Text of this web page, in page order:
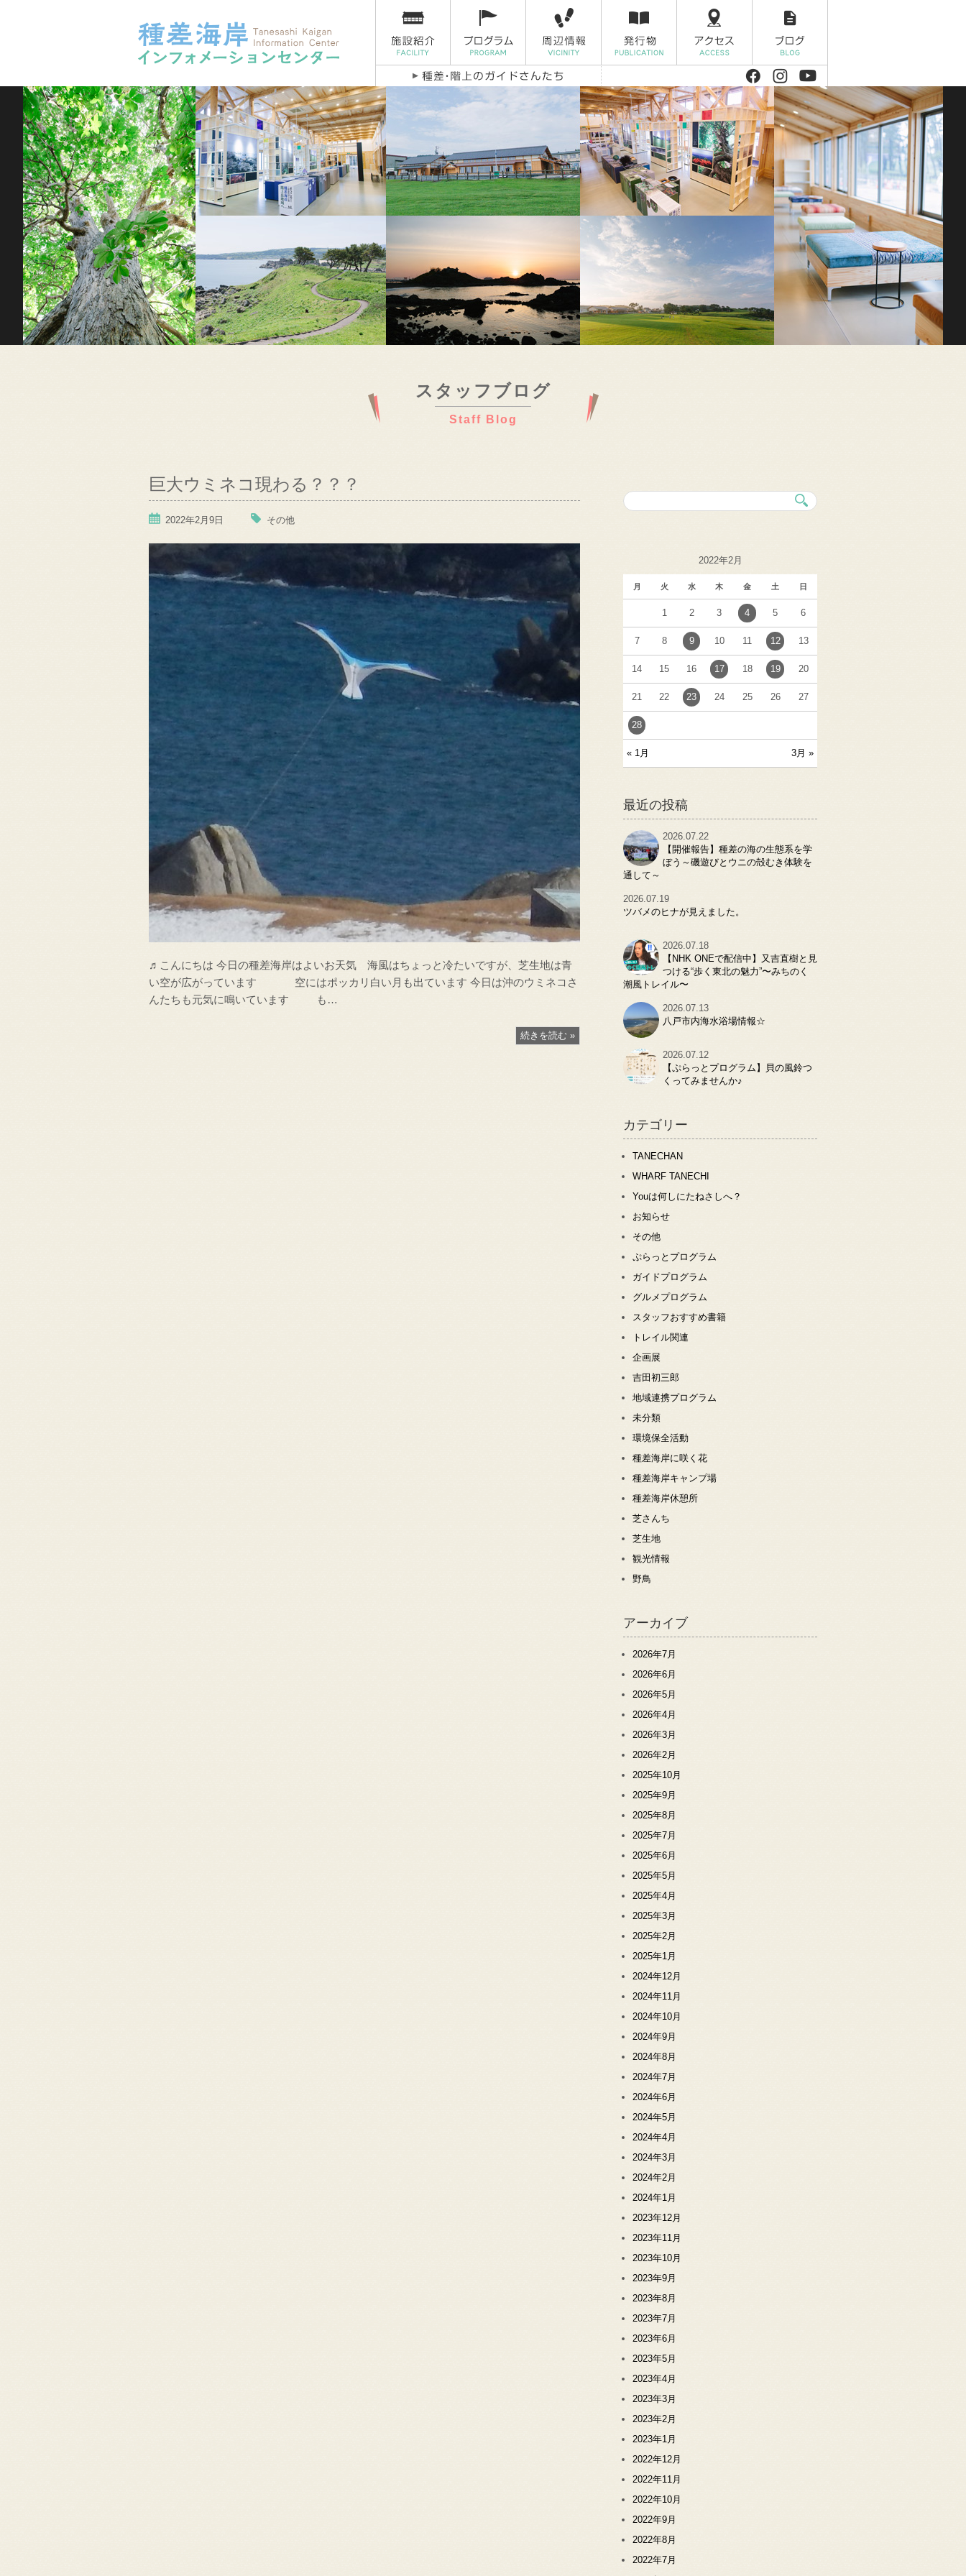
スタッフブログ
Staff Blog
巨大ウミネコ現わる？？？
2022年2月9日 その他
♬こんにちは 今日の種差海岸はよいお天気 海風はちょっと冷たいですが、芝生地は青
い空が広がっています 空にはポッカリ白い月も出ています 今日は沖のウミネコさ
んたちも元気に鳴いています も…
続きを読む »
2022年2月
月 火 水 木 金 土 日
« 1月 3月 »
1 2 3 4 5 6
7 8 9 10 11 12 13
14 15 16 17 18 19 20
21 22 23 24 25 26 27
28
最近の投稿
2026.07.22
【開催報告】種差の海の生態系を学
ぼう～磯遊びとウニの殻むき体験を
通して～
2026.07.19
ツバメのヒナが見えました。
2026.07.18
【NHK ONEで配信中】又吉直樹と見
つける“歩く東北の魅力”〜みちのく
潮風トレイル〜
2026.07.13
八戸市内海水浴場情報☆
2026.07.12
【ぷらっとプログラム】貝の風鈴つ
くってみませんか♪
カテゴリー
TANECHAN
WHARF TANECHI
Youは何しにたねさしへ？
お知らせ
その他
ぷらっとプログラム
ガイドプログラム
グルメプログラム
スタッフおすすめ書籍
トレイル関連
企画展
吉田初三郎
地域連携プログラム
未分類
環境保全活動
種差海岸に咲く花
種差海岸キャンプ場
種差海岸休憩所
芝さんち
芝生地
観光情報
野鳥
アーカイブ
2026年7月
2026年6月
2026年5月
2026年4月
2026年3月
2026年2月
2025年10月
2025年9月
2025年8月
2025年7月
2025年6月
2025年5月
2025年4月
2025年3月
2025年2月
2025年1月
2024年12月
2024年11月
2024年10月
2024年9月
2024年8月
2024年7月
2024年6月
2024年5月
2024年4月
2024年3月
2024年2月
2024年1月
2023年12月
2023年11月
2023年10月
2023年9月
2023年8月
2023年7月
2023年6月
2023年5月
2023年4月
2023年3月
2023年2月
2023年1月
2022年12月
2022年11月
2022年10月
2022年9月
2022年8月
2022年7月